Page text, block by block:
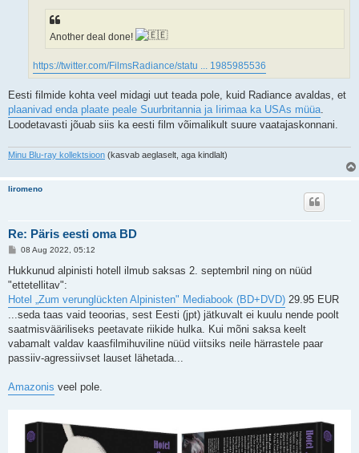
Another deal done!
https://twitter.com/FilmsRadiance/statu ... 1985985536
Eesti filmide kohta veel midagi uut teada pole, kuid Radiance avaldas, et
plaanivad enda plaate peale Suurbritannia ja Iirimaa ka USAs müüa.
Loodetavasti jõuab siis ka eesti film võimalikult suure vaatajaskonnani.
Minu Blu-ray kollektsioon (kasvab aeglaselt, aga kindlalt)
liromeno
Re: Päris eesti oma BD
P
s
i
t
u
s
08 Aug 2022, 05:12
Hukkunud alpinisti hotell ilmub saksas 2. septembril ning on nüüd
"ettetellitav":
Hotel „Zum verunglückten Alpinisten" Mediabook (BD+DVD) 29.95 EUR
...seda taas vaid teoorias, sest Eesti (jpt) jätkuvalt ei kuulu nende poolt
saatmisvääriliseks peetavate riikide hulka. Kui mõni saksa keelt
vabamalt valdav kaasfilmihuviline nüüd viitsiks neile härrastele paar
passiiv-agressiivset lauset lähetada...
Amazonis veel pole.